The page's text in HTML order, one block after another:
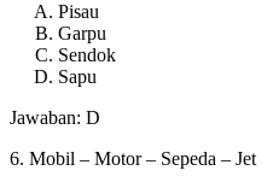
Pisau
Garpu
Sendok
Sapu
Jawaban: D
6. Mobil – Motor – Sepeda – Jet